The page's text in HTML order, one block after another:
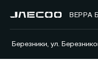
ВЕРРА
Березники, ул.